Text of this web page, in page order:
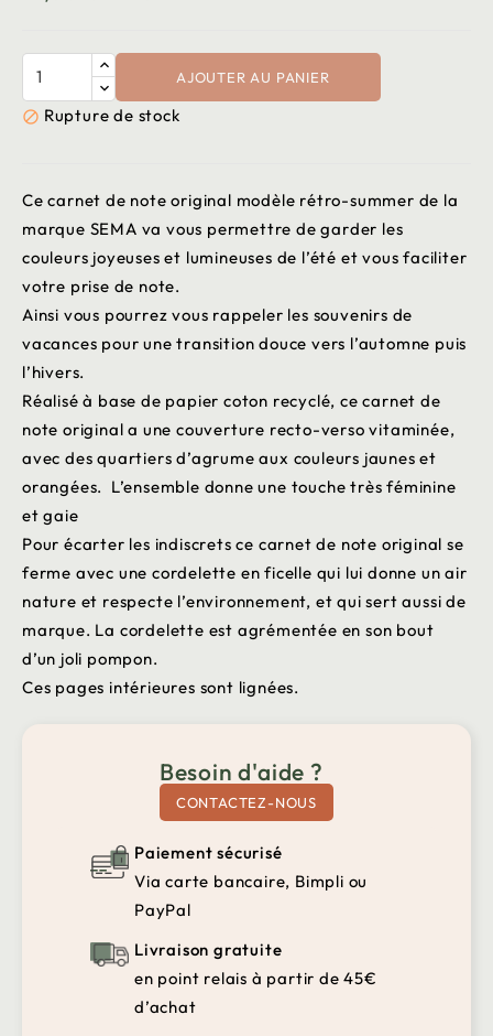
AJOUTER AU PANIER
 Rupture de stock
Ce carnet de note original modèle rétro-summer de la
marque SEMA va vous permettre de garder les
couleurs joyeuses et lumineuses de l’été et vous faciliter
votre prise de note.
Ainsi vous pourrez vous rappeler les souvenirs de
vacances pour une transition douce vers l’automne puis
l’hivers.
Réalisé à base de papier coton recyclé, ce carnet de
note original a une couverture recto-verso vitaminée,
avec des quartiers d’agrume aux couleurs jaunes et
orangées. L’ensemble donne une touche très féminine
et gaie
Pour écarter les indiscrets ce carnet de note original se
ferme avec une cordelette en ficelle qui lui donne un air
nature et respecte l’environnement, et qui sert aussi de
marque. La cordelette est agrémentée en son bout
d’un joli pompon.
Ces pages intérieures sont lignées.
Besoin d'aide ?
CONTACTEZ-NOUS
Paiement sécurisé
Via carte bancaire, Bimpli ou
PayPal
Livraison gratuite
en point relais à partir de 45€
d’achat